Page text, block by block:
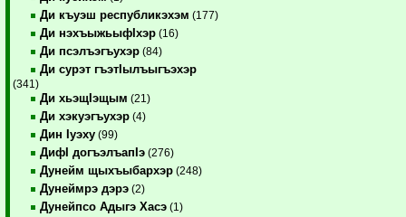
Ди къуэш республикэхэм (177)
Ди нэхъыжьыфIхэр (16)
Ди псэлъэгъухэр (84)
Ди сурэт гъэтIылъыгъэхэр
(341)
Ди хьэщIэщым (21)
Ди хэкуэгъухэр (4)
Дин Iуэху (99)
ДифI догъэлъапIэ (276)
Дунейм щыхъыбархэр (248)
Дунеймрэ дэрэ (2)
Дунейпсо Адыгэ Хасэ (1)